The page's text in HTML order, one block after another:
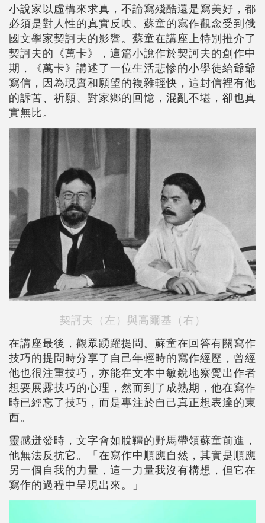
小說家以虛構來求真，不論寫殘酷還是寫美好，都
必須是對人性的真實反映。蘇童的寫作觀念受到俄
國文學家契訶夫的影響。蘇童在講座上特別推介了
契訶夫的《萬卡》，這篇小說作於契訶夫的創作中
期，《萬卡》講述了一位生活悲慘的小學徒給爺爺
寫信，因為現實和願望的複雜輕快，這封信裡有他
的訴苦、祈願、對家鄉的回憶，混亂不堪，卻也真
實無比。
契訶夫（左）與高爾基（右）
在講座最後，觀眾踴躍提問。蘇童在回答有關寫作
技巧的提問時分享了自己年輕時的寫作經歷，曾經
他也很注重技巧，亦能在文本中敏銳地察覺出作者
想要展露技巧的心理，然而到了成熟期，他在寫作
時已經忘了技巧，而是專注於自己真正想表達的東
西。
靈感迸發時，文字會如脫韁的野馬帶領蘇童前進，
他無法反抗它。「在寫作中順應自然，其實是順應
另一個自我的力量，這一力量我沒有構想，但它在
寫作的過程中呈現出來。」